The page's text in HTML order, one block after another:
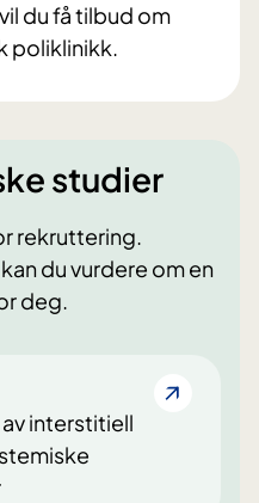
du få tilbud om
poliklinikk.
studier
rekruttering.
du vurdere om en
deg.
interstitiell